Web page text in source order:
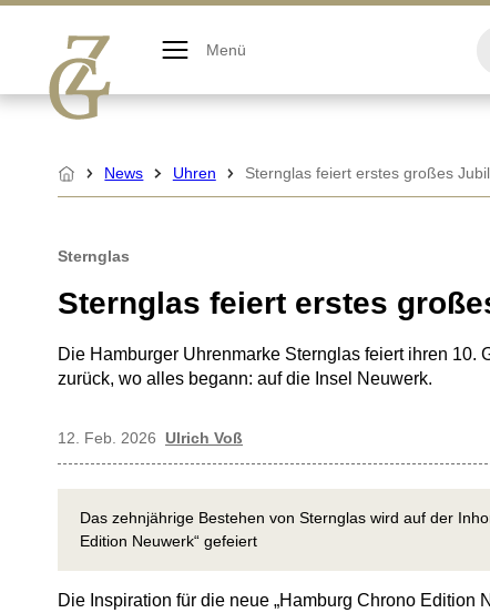
springen
Menü
Startseite
News Uhren Sternglas feiert erstes großes
Sternglas
Sternglas feiert erstes
Die Hamburger Uhrenmarke Sternglas feiert ihren 10.
zurück, wo alles begann: auf die Insel Neuwerk.
12. Feb. 2026 Ulrich Voß
Das zehnjährige Bestehen von Sternglas wird auf der
Edition Neuwerk“ gefeiert
Die Inspiration für die neue „Hamburg Chrono Edition